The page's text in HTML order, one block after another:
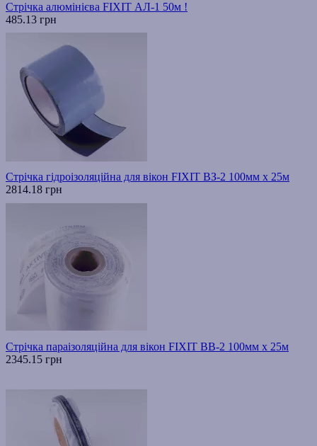
Стрічка алюмінієва FIXIT АЛ-1 50м !
485.13 грн
Стрічка гідроізоляційна для вікон FIXIT ВЗ-2 100мм х 25м
2814.18 грн
Стрічка параізоляційна для вікон FIXIT ВВ-2 100мм х 25м
2345.15 грн